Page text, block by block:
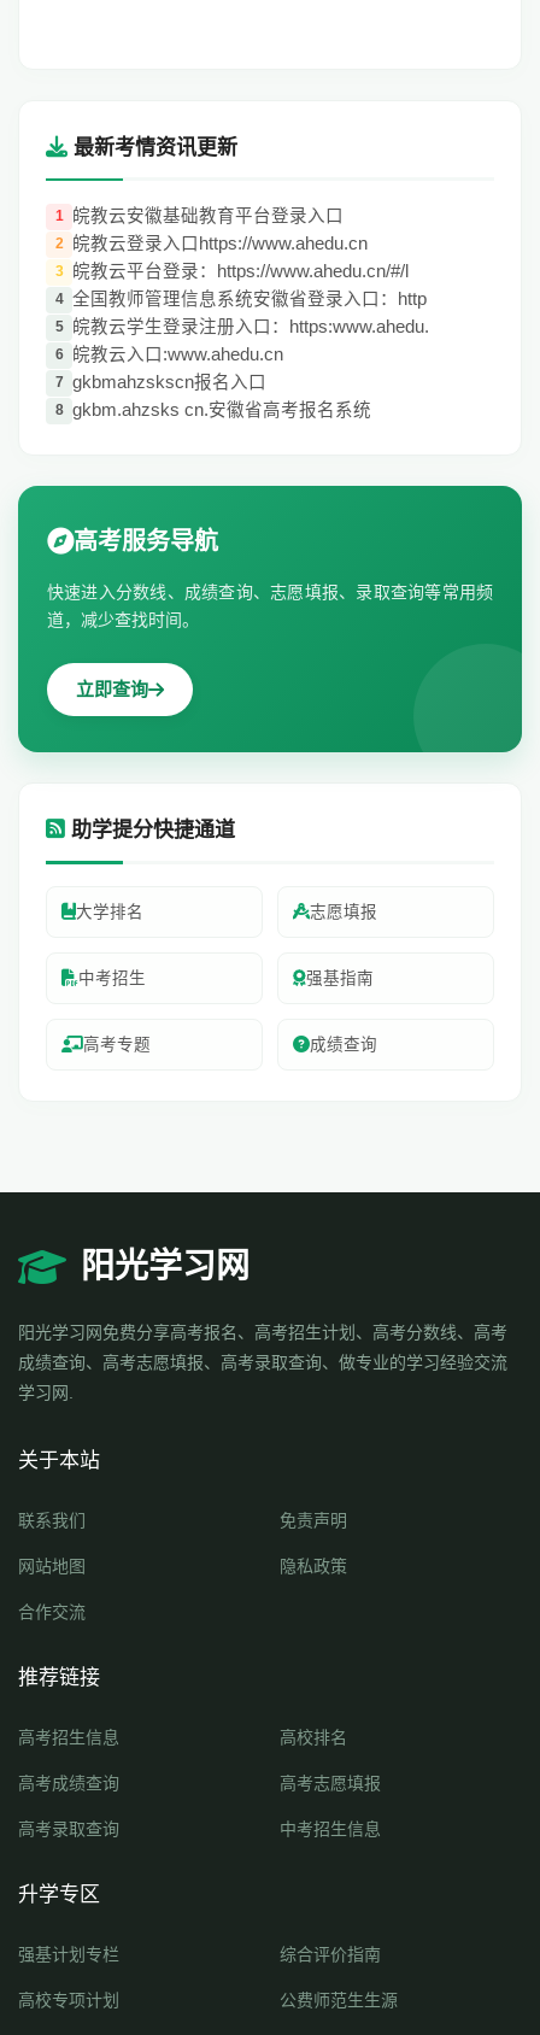
最新考情资讯更新
1 皖教云安徽基础教育平台登录入口
2 皖教云登录入口https://www.ahedu.cn
3 皖教云平台登录：https://www.ahedu.cn/#/l
4 全国教师管理信息系统安徽省登录入口：http
5 皖教云学生登录注册入口：https:www.ahedu.
6 皖教云入口:www.ahedu.cn
7 gkbmahzskscn报名入口
8 gkbm.ahzsks cn.安徽省高考报名系统
高考服务导航
快速进入分数线、成绩查询、志愿填报、录取查询等常用频
道，减少查找时间。
立即查询
助学提分快捷通道
大学排名 志愿填报
中考招生 强基指南
高考专题 成绩查询
阳光学习网
阳光学习网免费分享高考报名、高考招生计划、高考分数线、高考
成绩查询、高考志愿填报、高考录取查询、做专业的学习经验交流
学习网.
关于本站
联系我们 免责声明
网站地图 隐私政策
合作交流
推荐链接
高考招生信息 高校排名
高考成绩查询 高考志愿填报
高考录取查询 中考招生信息
升学专区
强基计划专栏 综合评价指南
高校专项计划 公费师范生生源